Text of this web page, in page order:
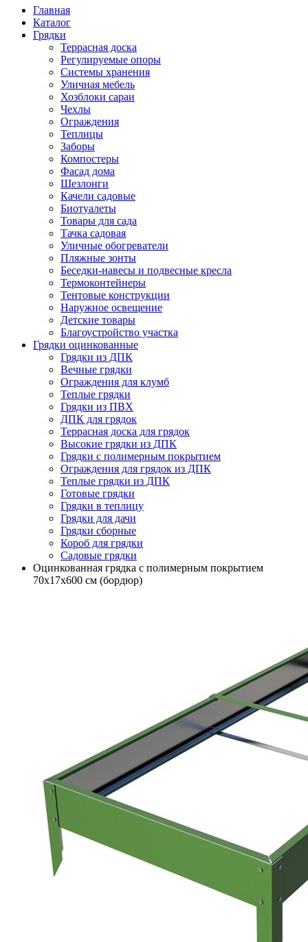
Главная
Каталог
Грядки
Террасная доска
Регулируемые опоры
Системы хранения
Уличная мебель
Хозблоки сараи
Чехлы
Ограждения
Теплицы
Заборы
Компостеры
Фасад дома
Шезлонги
Качели садовые
Биотуалеты
Товары для сада
Тачка садовая
Уличные обогреватели
Пляжные зонты
Беседки-навесы и подвесные кресла
Термоконтейнеры
Тентовые конструкции
Наружное освещение
Детские товары
Благоустройство участка
Грядки оцинкованные
Грядки из ДПК
Вечные грядки
Ограждения для клумб
Теплые грядки
Грядки из ПВХ
ДПК для грядок
Террасная доска для грядок
Высокие грядки из ДПК
Грядки с полимерным покрытием
Ограждения для грядок из ДПК
Теплые грядки из ДПК
Готовые грядки
Грядки в теплицу
Грядки для дачи
Грядки сборные
Короб для грядки
Садовые грядки
Оцинкованная грядка с полимерным покрытием
70х17х600 см (бордюр)